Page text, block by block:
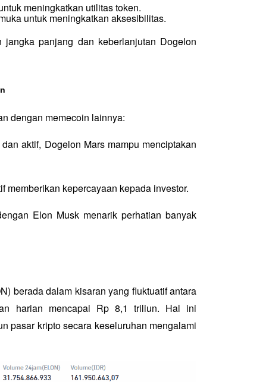
meningkatkan utilitas token.
untuk meningkatkan aksesibilitas.
panjang dan keberlanjutan Dogelon
dengan memecoin lainnya:
aktif, Dogelon Mars mampu menciptakan
memberikan kepercayaan kepada investor.
Elon Musk menarik perhatian banyak
berada dalam kisaran yang fluktuatif antara
harian mencapai Rp 8,1 triliun. Hal ini
pasar kripto secara keseluruhan mengalami